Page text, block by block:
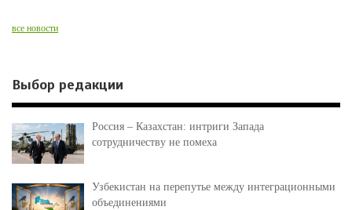
все новости
Выбор редакции
Россия – Казахстан: интриги Запада
сотрудничеству не помеха
Узбекистан на перепутье между интеграционными
объединениями